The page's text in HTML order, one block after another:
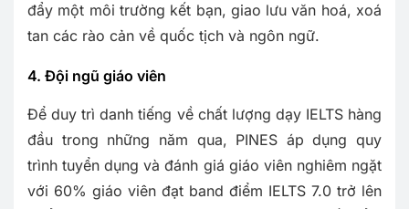
đẩy một môi trường kết bạn, giao lưu văn hoá, xoá
tan các rào cản về quốc tịch và ngôn ngữ.
4. Đội ngũ giáo viên
Để duy trì danh tiếng về chất lượng dạy IELTS hàng
đầu trong những năm qua, PINES áp dụng quy
trình tuyển dụng và đánh giá giáo viên nghiêm ngặt
với 60% giáo viên đạt band điểm IELTS 7.0 trở lên